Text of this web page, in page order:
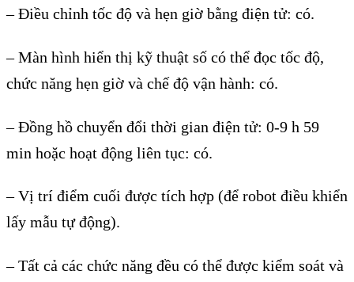
– Điều chỉnh tốc độ và hẹn giờ bằng điện tử: có.
– Màn hình hiển thị kỹ thuật số có thể đọc tốc độ,
chức năng hẹn giờ và chế độ vận hành: có.
– Đồng hồ chuyển đổi thời gian điện tử: 0-9 h 59
min hoặc hoạt động liên tục: có.
– Vị trí điểm cuối được tích hợp (để robot điều khiển
lấy mẫu tự động).
– Tất cả các chức năng đều có thể được kiểm soát và